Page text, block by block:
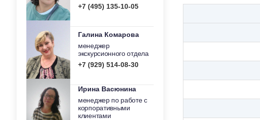
+7 (495) 135-10-05
Галина Комарова
менеджер
экскурсионного отдела
+7 (929) 514-08-30
Ирина Васюнина
менеджер по работе с
корпоративными
клиентами